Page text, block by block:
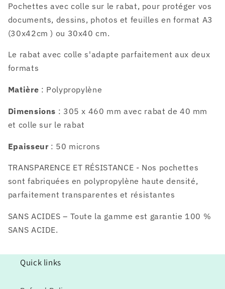
30x40cm
30x40cm
Pochettes avec colle sur le rabat, pour protéger vos
documents, dessins, photos et feuilles en format A3
(30x42cm ) ou 30x40 cm.
Le rabat avec colle s'adapte parfaitement aux deux
formats
Matière : Polypropylène
Dimensions : 305 x 460 mm avec rabat de 40 mm
et colle sur le rabat
Epaisseur : 50 microns
TRANSPARENCE ET RÉSISTANCE - Nos pochettes
sont fabriquées en polypropylène haute densité,
parfaitement transparentes et résistantes
SANS ACIDES – Toute la gamme est garantie 100 %
SANS ACIDE.
Quick links